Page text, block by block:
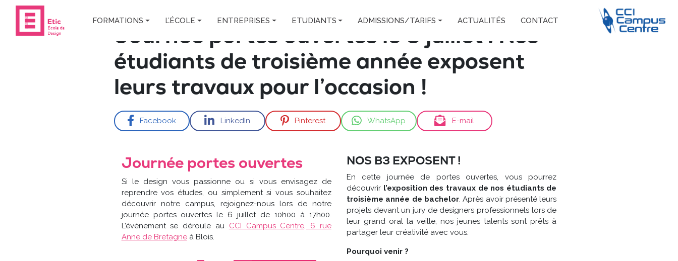
Skip to main content
FORMATIONS
L’ÉCOLE ENTREPRISES ETUDIANTS ADMISSIONS/TARIFS ACTUALITÉS CONTACT
Journée portes ouvertes le 6 juillet : Nos
étudiants de troisième année exposent
leurs travaux pour l’occasion !
Facebook LinkedIn Pinterest WhatsApp E-mail
Journée portes ouvertes
Si le design vous passionne ou si vous envisagez de
reprendre vos études, ou simplement si vous souhaitez
découvrir notre campus, rejoignez-nous lors de notre
journée portes ouvertes le 6 juillet de 10h00 à 17h00.
L’événement se déroule au CCI Campus Centre, 6 rue
Anne de Bretagneà Blois.
NOS B3 EXPOSENT !
En cette journée de portes ouvertes, vous pourrez
découvrir l’exposition des travaux de nos étudiants de
troisième année de bachelor . Après avoir présenté leurs
projets devant un jury de designers professionnels lors de
leur grand oral la veille, nos jeunes talents sont prêts à
partager leur créativité avec vous.
Pourquoi venir ?